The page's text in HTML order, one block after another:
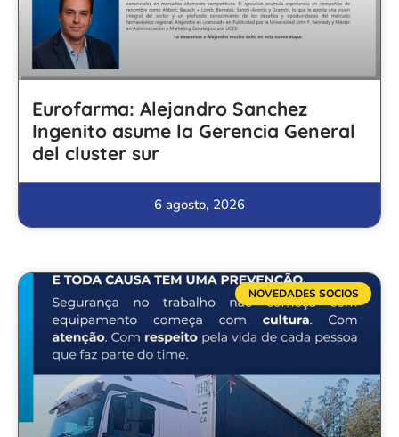
Eurofarma: Alejandro Sanchez
Ingenito asume la Gerencia General
del cluster sur
6 agosto, 2026
NOVEDADES SOCIOS